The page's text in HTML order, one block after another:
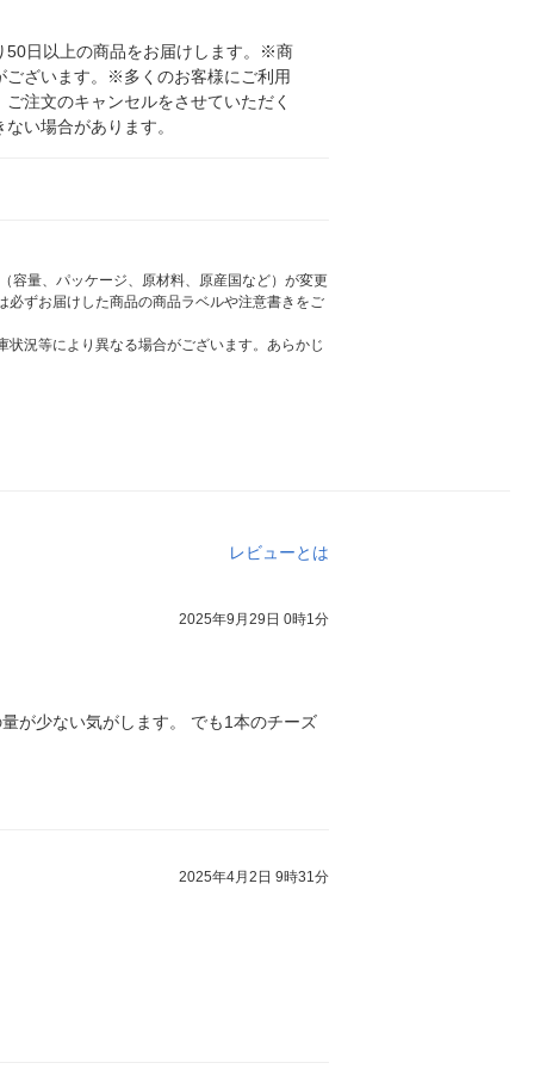
50日以上の商品をお届けします。※商
ございます。※多くのお客様にご利用
注文のキャンセルをさせていただく
い場合があります。
容量、パッケージ、原材料、原産国など）が変更
ずお届けした商品の商品ラベルや注意書きをご
況等により異なる場合がございます。あらかじ
レビューとは
2025年9月29日 0時1分
が少ない気がします。 でも1本のチーズ
2025年4月2日 9時31分